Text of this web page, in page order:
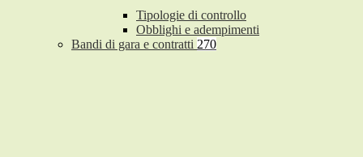
Tipologie di controllo
Obblighi e adempimenti
Bandi di gara e contratti 270